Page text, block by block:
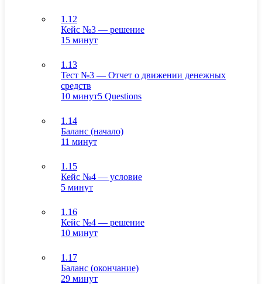
1.12
Кейс №3 — решение
15 минут
1.13
Тест №3 — Отчет о движении денежных
средств
10 минут5 Questions
1.14
Баланс (начало)
11 минут
1.15
Кейс №4 — условие
5 минут
1.16
Кейс №4 — решение
10 минут
1.17
Баланс (окончание)
29 минут